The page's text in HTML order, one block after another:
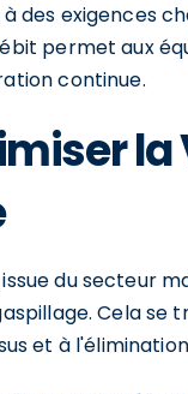
des exigences
permet aux
continue.
du secteur
Cela
et à